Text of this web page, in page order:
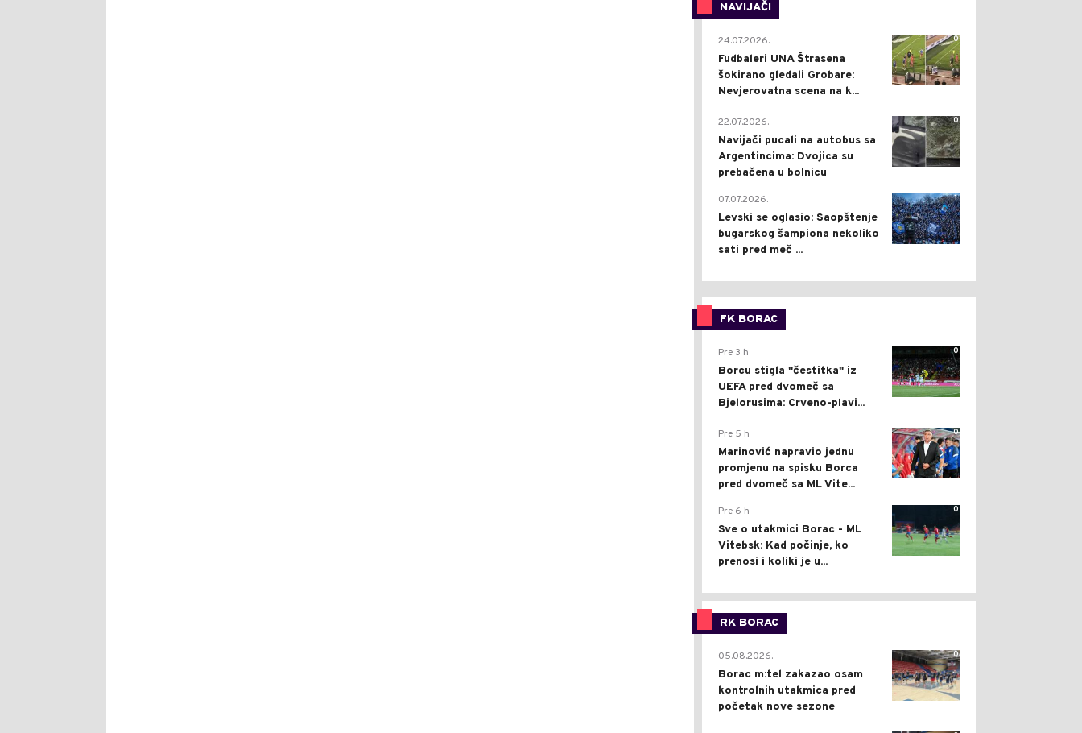
NAVIJAČI
0
24.07.2026.
Fudbaleri UNA Štrasena
šokirano gledali Grobare:
Nevjerovatna scena na k...
0
22.07.2026.
Navijači pucali na autobus sa
Argentincima: Dvojica su
prebačena u bolnicu
1
07.07.2026.
Levski se oglasio: Saopštenje
bugarskog šampiona nekoliko
sati pred meč ...
FK BORAC
0
Pre 3 h
Borcu stigla "čestitka" iz
UEFA pred dvomeč sa
Bjelorusima: Crveno-plavi...
0
Pre 5 h
Marinović napravio jednu
promjenu na spisku Borca
pred dvomeč sa ML Vite...
0
Pre 6 h
Sve o utakmici Borac - ML
Vitebsk: Kad počinje, ko
prenosi i koliki je u...
RK BORAC
0
05.08.2026.
Borac m:tel zakazao osam
kontrolnih utakmica pred
početak nove sezone